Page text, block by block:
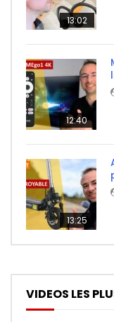
13:02
12:40
13:25
VIDEOS LES